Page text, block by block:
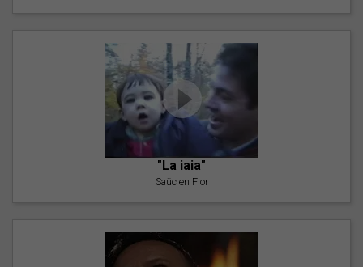
"La iaia"
Saüc en Flor